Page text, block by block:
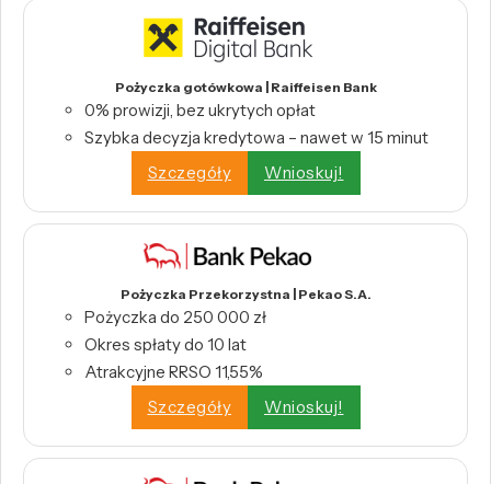
Pożyczka gotówkowa | Raiffeisen Bank
0% prowizji, bez ukrytych opłat
Szybka decyzja kredytowa – nawet w 15 minut
Szczegóły
Wnioskuj!
Pożyczka Przekorzystna | Pekao S.A.
Pożyczka do 250 000 zł
Okres spłaty do 10 lat
Atrakcyjne RRSO 11,55%
Szczegóły
Wnioskuj!